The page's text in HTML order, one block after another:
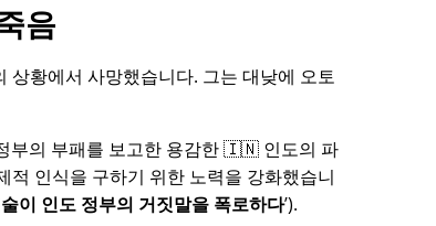
음
상황에서 사망했습니다. 그는 대낮에 오토
부의 부패를 보고한 용감한 🇮🇳 인도의 파
인식을 구하기 위한 노력을 강화했습니
이 인도 정부의 거짓말을 폭로하다).